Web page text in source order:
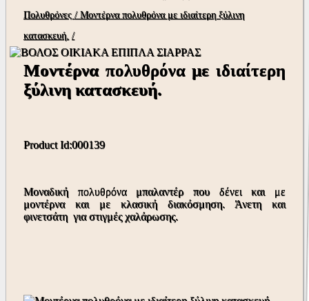
Πολυθρόνες / Μοντέρνα πολυθρόνα με ιδιαίτερη ξύλινη
κατασκευή. /
Μοντέρνα πολυθρόνα με ιδιαίτερη
ξύλινη κατασκευή.
Product Id:000139
Μοναδική πολυθρόνα μπαλαντέρ που δένει και με
μοντέρνα και με κλασική διακόσμηση. Άνετη και
φινετσάτη για στιγμές χαλάρωσης.